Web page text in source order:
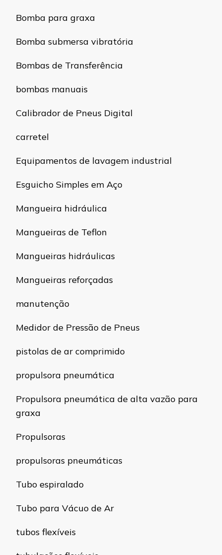
Bomba para graxa
Bomba submersa vibratória
Bombas de Transferência
bombas manuais
Calibrador de Pneus Digital
carretel
Equipamentos de lavagem industrial
Esguicho Simples em Aço
Mangueira hidráulica
Mangueiras de Teflon
Mangueiras hidráulicas
Mangueiras reforçadas
manutenção
Medidor de Pressão de Pneus
pistolas de ar comprimido
propulsora pneumática
Propulsora pneumática de alta vazão para
graxa
Propulsoras
propulsoras pneumáticas
Tubo espiralado
Tubo para Vácuo de Ar
tubos flexíveis